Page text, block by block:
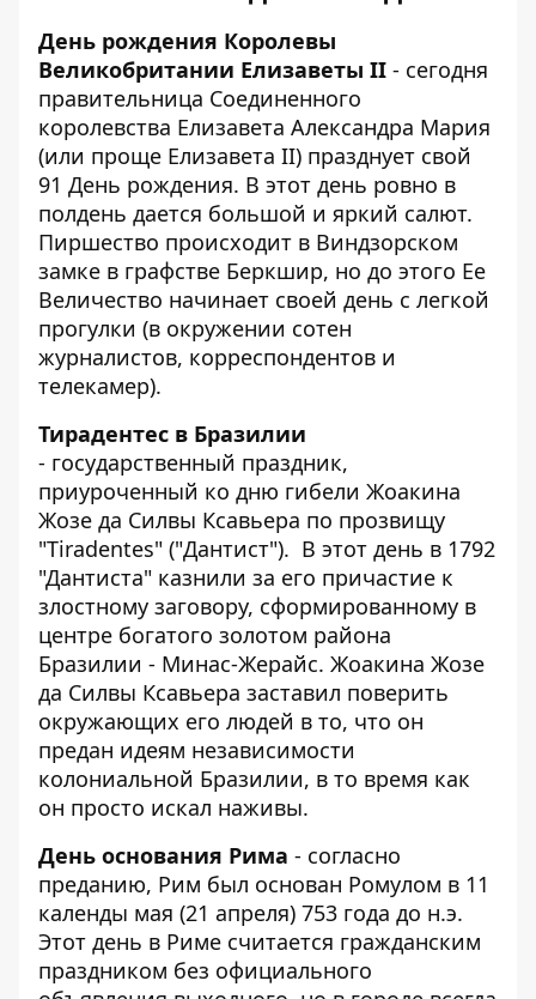
День рождения Королевы
Великобритании Елизаветы II - сегодня
правительница Соединенного
королевства Елизавета Александра Мария
(или проще Елизавета II) празднует свой
91 День рождения. В этот день ровно в
полдень дается большой и яркий салют.
Пиршество происходит в Виндзорском
замке в графстве Беркшир, но до этого Ее
Величество начинает своей день с легкой
прогулки (в окружении сотен
журналистов, корреспондентов и
телекамер).
Тирадентес в Бразилии
- государственный праздник,
приуроченный ко дню гибели Жоакина
Жозе да Силвы Ксавьера по прозвищу
"Tiradentes" ("Дантист"). В этот день в 1792
"Дантиста" казнили за его причастие к
злостному заговору, сформированному в
центре богатого золотом района
Бразилии - Минас-Жерайс. Жоакина Жозе
да Силвы Ксавьера заставил поверить
окружающих его людей в то, что он
предан идеям независимости
колониальной Бразилии, в то время как
он просто искал наживы.
День основания Рима - согласно
преданию, Рим был основан Ромулом в 11
календы мая (21 апреля) 753 года до н.э.
Этот день в Риме считается гражданским
праздником без официального